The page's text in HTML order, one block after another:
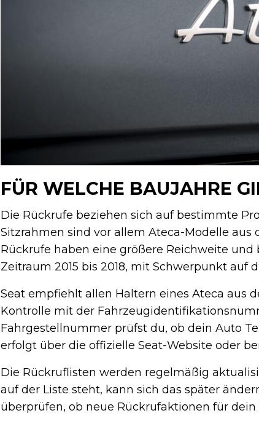
FÜR WELCHE BAUJAHRE
Die Rückrufe beziehen sich auf bestimmte
Sitzrahmen sind vor allem Ateca-Modelle aus
Rückrufe haben eine größere Reichweite
Zeitraum 2015 bis 2018, mit Schwerpunkt auf
Seat empfiehlt allen Haltern eines Ateca aus
Kontrolle mit der
Fahrgestellnummer prüfst du, ob dein Auto
erfolgt über die offizielle Seat-Website oder
Die Rückruflisten werden regelmäßig
auf der Liste steht, kann sich das später
überprüfen, ob neue Rückrufaktionen für